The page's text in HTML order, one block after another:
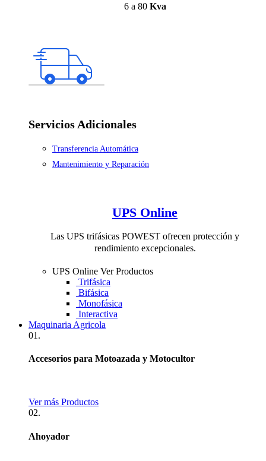
6 a 80 Kva
Servicios Adicionales
Transferencia Automática
Mantenimiento y Reparación
UPS Online
Las UPS trifásicas POWEST ofrecen protección y
rendimiento excepcionales.
UPS Online Ver Productos
Trifásica
Bifásica
Monofásica
Interactiva
Maquinaria Agricola
01.
Accesorios para Motoazada y Motocultor
Ver más Productos
02.
Ahoyador